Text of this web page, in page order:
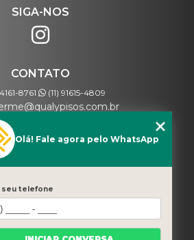
SIGA-NOS
CONTATO
8761 (11) 91615-4809
HOME
QUEM SOMOS
CONTATO
CATEGORIAS
Olá! Fale agora pelo WhatsApp
seu telefone